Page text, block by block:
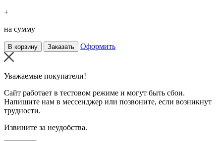
+
на сумму
В корзину Заказать Оформить
Уважаемые покупатели!
Сайт работает в тестовом режиме и могут быть сбои.
Напишите нам в мессенджер или позвоните, если возникнут
трудности.
Извините за неудобства.